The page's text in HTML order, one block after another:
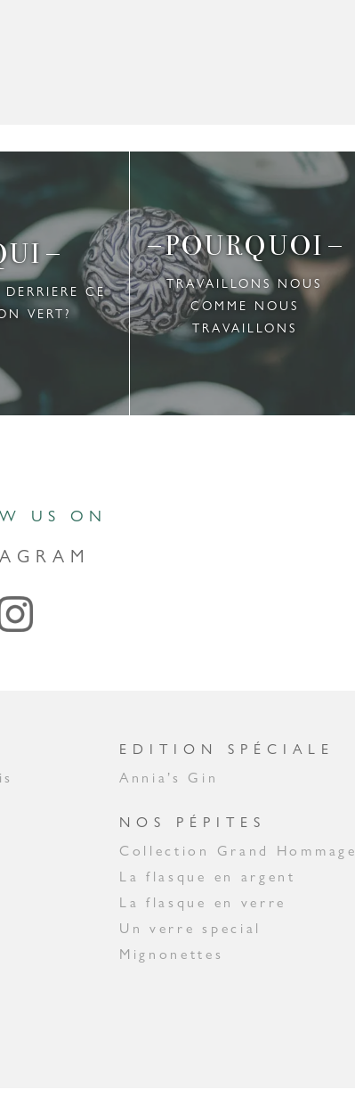
CE
VERT?
POURQUOI
TRAVAILLONS NOUS
COMME NOUS
TRAVAILLONS
US ON
EDITION SPÉCIALE
Annia’s Gin
NOS PÉPITES
Collection Grand Hommage
La flasque en argent
La flasque en verre
Un verre special
Mignonettes